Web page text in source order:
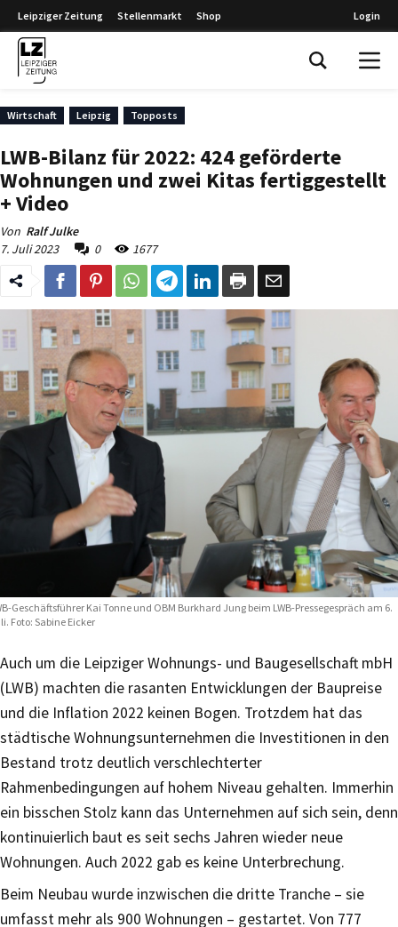
Leipziger Zeitung Stellenmarkt Shop Login
Wirtschaft Leipzig Topposts
LWB-Bilanz für 2022: 424 geförderte
Wohnungen und zwei Kitas fertiggestellt
+ Video
Von Ralf Julke
7. Juli 2023
0 1677
Geschäftsführer Kai Tonne und OBM Burkhard Jung beim LWB-Pressegespräch am 6.
Foto: Sabine Eicker
Auch um die Leipziger Wohnungs- und Baugesellschaft mbH
(LWB) machten die rasanten Entwicklungen der Baupreise
und die Inflation 2022 keinen Bogen. Trotzdem hat das
städtische Wohnungsunternehmen die Investitionen in den
Bestand trotz deutlich verschlechterter
Rahmenbedingungen auf hohem Niveau gehalten. Immerhin
ein bisschen Stolz kann das Unternehmen auf sich sein, denn
kontinuierlich baut es seit sechs Jahren wieder neue
Wohnungen. Auch 2022 gab es keine Unterbrechung.
Beim Neubau wurde inzwischen die dritte Tranche – sie
umfasst mehr als 900 Wohnungen – gestartet. Von 777